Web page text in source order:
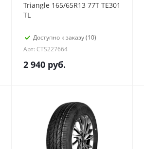
Triangle 165/65R13 77T TE301
TL
Доступно к заказу (10)
Арт: CTS227664
2 940 руб.